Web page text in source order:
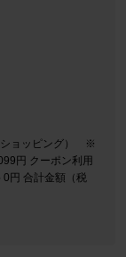
ショッピング） ※
円 クーポン利用
円 合計金額（税